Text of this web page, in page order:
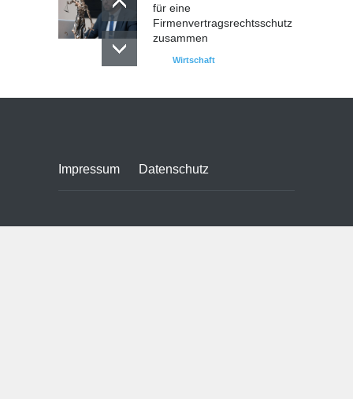
für eine
Firmenvertragsrechtsschutz
zusammen
Wirtschaft
Impressum Datenschutz